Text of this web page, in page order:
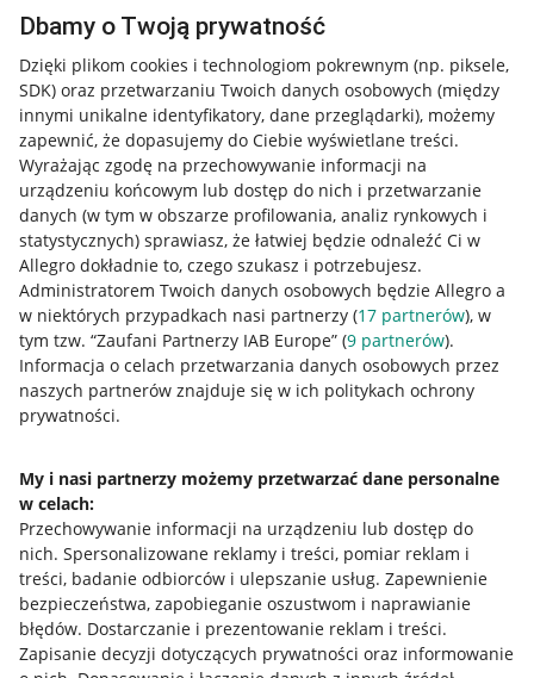
Dbamy o Twoją prywatność
Dzięki plikom cookies i technologiom pokrewnym (np. piksele,
SDK) oraz przetwarzaniu Twoich danych osobowych (między
innymi unikalne identyfikatory, dane przeglądarki), możemy
zapewnić, że dopasujemy do Ciebie wyświetlane treści.
Wyrażając zgodę na przechowywanie informacji na
urządzeniu końcowym lub dostęp do nich i przetwarzanie
danych (w tym w obszarze profilowania, analiz rynkowych i
statystycznych) sprawiasz, że łatwiej będzie odnaleźć Ci w
Allegro dokładnie to, czego szukasz i potrzebujesz.
Administratorem Twoich danych osobowych będzie Allegro a
w niektórych przypadkach nasi partnerzy (17 partnerów), w
tym tzw. “Zaufani Partnerzy IAB Europe” (9 partnerów).
Informacja o celach przetwarzania danych osobowych przez
naszych partnerów znajduje się w ich politykach ochrony
prywatności.
My i nasi partnerzy możemy przetwarzać dane personalne
w celach:
Przechowywanie informacji na urządzeniu lub dostęp do
nich. Spersonalizowane reklamy i treści, pomiar reklam i
treści, badanie odbiorców i ulepszanie usług. Zapewnienie
bezpieczeństwa, zapobieganie oszustwom i naprawianie
błędów. Dostarczanie i prezentowanie reklam i treści.
Zapisanie decyzji dotyczących prywatności oraz informowanie
Przydatne informacje
Jak to działa
Napisz do nas
Allegro Gadane dla kupujących
Mapa miejscowości
Informacje prawne
Regulamin
Polityka plików "cookies"